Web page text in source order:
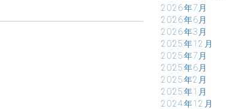
2026年7月
2026年6月
2026年3月
2025年12月
2025年7月
2025年6月
2025年2月
2025年1月
2024年12月